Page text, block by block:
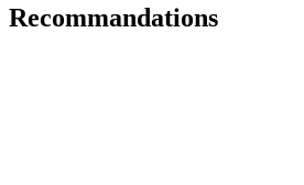
Recommandations